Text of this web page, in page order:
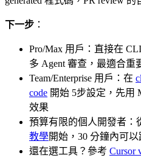
下一步 ：
Pro/Max 用戶：直接在
多 Agent 審查，最適合重
Team/Enterprise 用戶：在
code 開始 5步設定，先用
效果
預算有限的個人開發者：
教學開始，30 分鐘內可
還在選工具？參考 Cursor